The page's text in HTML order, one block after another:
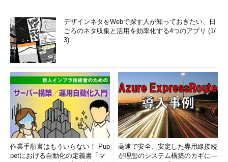
デザインネタをWebで探す人が知っておきたい、日
ごろのネタ収集と活用を効率化する4つのアプリ (1/
3)
作業手順書はもういらない！ Pup
petにおける自動化の定義書「マ
高速で安全、安定した専用線接続
が理想のシステム構築のカギに―